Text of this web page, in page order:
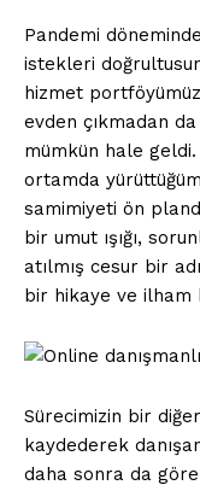
Pandemi
istekleri
hizmet
evden çıkmadan
mümkün hale
ortamda
samimiyeti ön
bir umut ışığı,
atılmış cesur bir
bir hikaye ve ilham
Sürecimizin bir
kaydederek
daha sonra da